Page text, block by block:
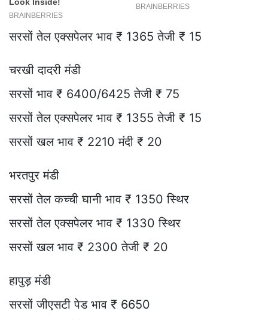
सरसों तेल एक्सपेलर भाव ₹ 1365 तेजी ₹ 15
चरखी दादरी मंडी
सरसों भाव ₹ 6400/6425 तेजी ₹ 75
सरसों तेल एक्सपेलर भाव ₹ 1355 तेजी ₹ 15
सरसों खल भाव ₹ 2210 मंदी ₹ 20
भरतपुर मंडी
सरसों तेल कच्ची घानी भाव ₹ 1350 स्थिर
सरसों तेल एक्सपेलर भाव ₹ 1330 स्थिर
सरसों खल भाव ₹ 2300 तेजी ₹ 20
हापुड़ मंडी
सरसों जीएसटी पेड भाव ₹ 6650